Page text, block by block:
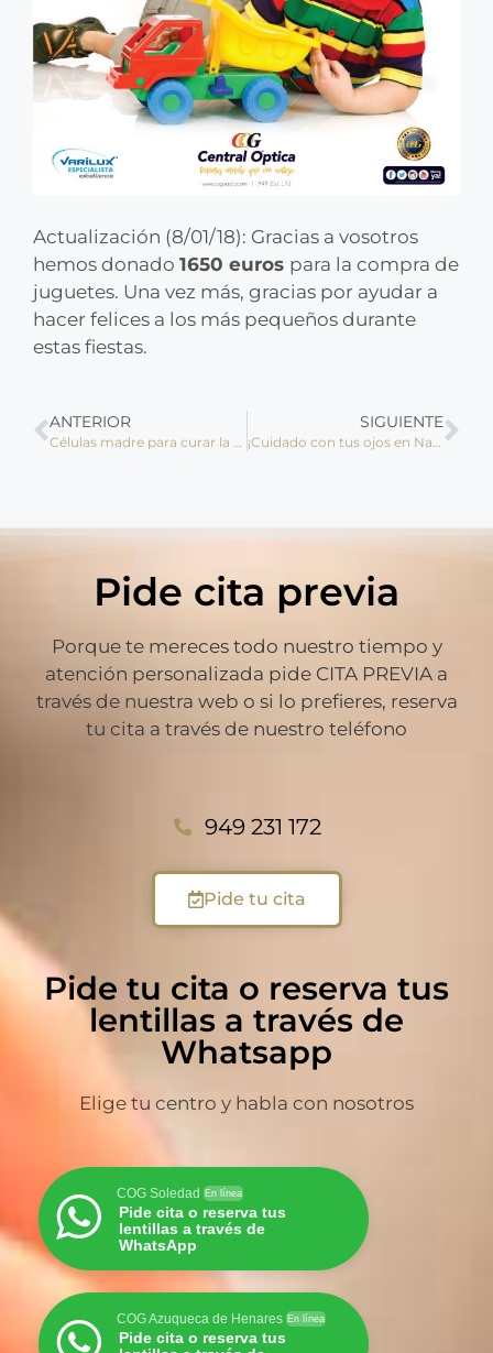
Actualización (8/01/18): Gracias a vosotros
hemos donado 1650 euros para la compra de
juguetes. Una vez más, gracias por ayudar a
hacer felices a los más pequeños durante
estas fiestas.
ANTERIOR
Células madre para curar la ceguera
SIGUIENTE
¡Cuidado con tus ojos en Navidad!
Pide cita previa
Porque te mereces todo nuestro tiempo y
atención personalizada pide CITA PREVIA a
través de nuestra web o si lo prefieres, reserva
tu cita a través de nuestro teléfono
949 231 172
Pide tu cita
Pide tu cita o reserva tus
lentillas a través de
Whatsapp
Elige tu centro y habla con nosotros
COG Soledad En línea
Pide cita o reserva tus
lentillas a través de
WhatsApp
COG Azuqueca de Henares En línea
Pide cita o reserva tus